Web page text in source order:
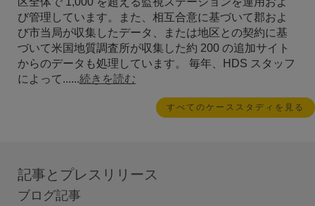
び管理しています。また、相互合意に基づいて郡およ
び市当局が収集したデータ、または地区との契約に基
づいて米国地質調査所が収集した約 200 の追加サイト
からのデータも処理しています。 毎年、HDS スタッフ
によって......続きを読む
すべてのケーススタディを見る
記事とプレスリリース
ブログ記事